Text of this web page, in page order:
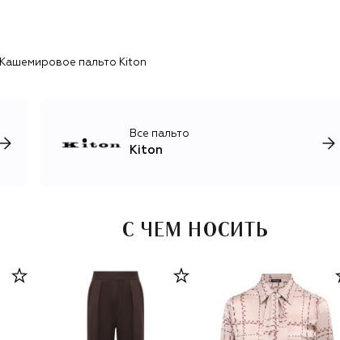
женщин, роскошные базовые вещи, обувь и аксессуары.
Кашемировое пальто Kiton
Все пальто
Kiton
С ЧЕМ НОСИТЬ